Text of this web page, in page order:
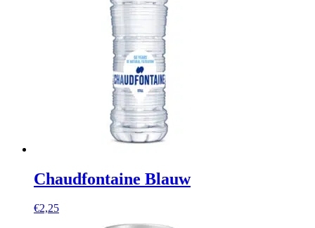
Chaudfontaine Blauw
€2,25